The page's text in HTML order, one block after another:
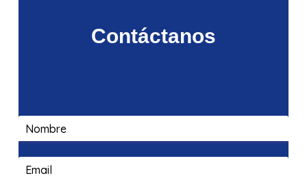
Contáctanos